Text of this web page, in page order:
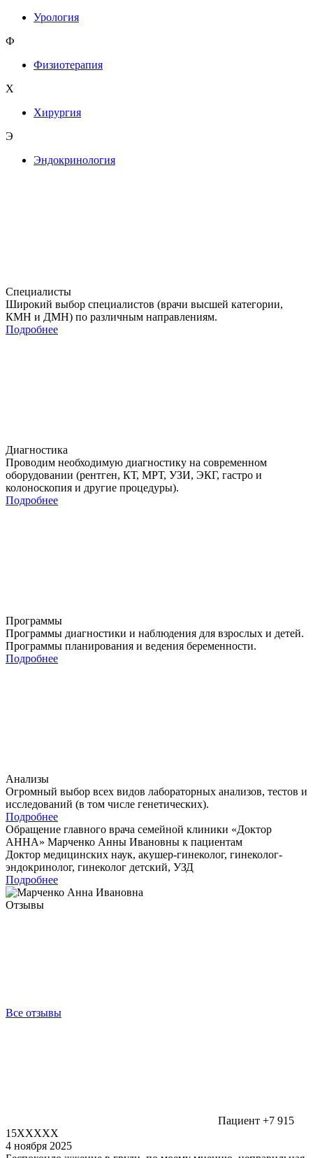
Урология
Ф
Физиотерапия
Х
Хирургия
Э
Эндокринология
Специалисты
Широкий выбор специалистов (врачи высшей категории,
КМН и ДМН) по различным направлениям.
Подробнее
Диагностика
Проводим необходимую диагностику на современном
оборудовании (рентген, КТ, МРТ, УЗИ, ЭКГ, гастро и
колоноскопия и другие процедуры).
Подробнее
Программы
Программы диагностики и наблюдения для взрослых и детей.
Программы планирования и ведения беременности.
Подробнее
Анализы
Огромный выбор всех видов лабораторных анализов, тестов и
исследований (в том числе генетических).
Подробнее
Обращение главного врача семейной клиники «Доктор
АННА» Марченко Анны Ивановны к пациентам
Доктор медицинских наук, акушер-гинеколог, гинеколог-
эндокринолог, гинеколог детский, УЗД
Подробнее
Отзывы
Все отзывы
Пациент +7 915
15XXXXX
4 ноября 2025